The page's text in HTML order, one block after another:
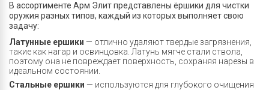
В ассортименте Арм Элит представлены ёршики для чистки
оружия разных типов, каждый из которых выполняет свою
задачу:
Латунные ершики — отлично удаляют твердые загрязнения,
такие как нагар и освинцовка. Латунь мягче стали ствола,
поэтому она не повреждает поверхность, сохраняя нарезы в
идеальном состоянии.
Стальные ершики — используются для глубокого очищения